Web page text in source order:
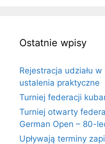
Ostatnie wpisy
Rejestracja udziału
ustalenia praktyczne
Turniej federacji
Turniej otwarty
German Open – 80-
Upływają terminy